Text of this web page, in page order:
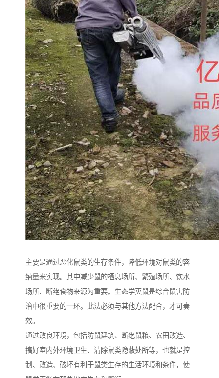
主要是通过恶化鼠类的生存条件，降低环境对鼠类的容
纳量来实现。其中减少鼠的栖息场所、繁殖场所、饮水
场所、断绝食物来源为重要。生态学灭鼠是综合鼠害防
治中很重要的一环。此法必须与其他方法配合，才可奏
效。
通过改良环境，包括防鼠建筑、断绝鼠粮、农田改造、
搞好室内外环境卫生、清除鼠类隐蔽处所等，也就是控
制、改造、破坏有利于鼠类生存的生活环境和条件，使